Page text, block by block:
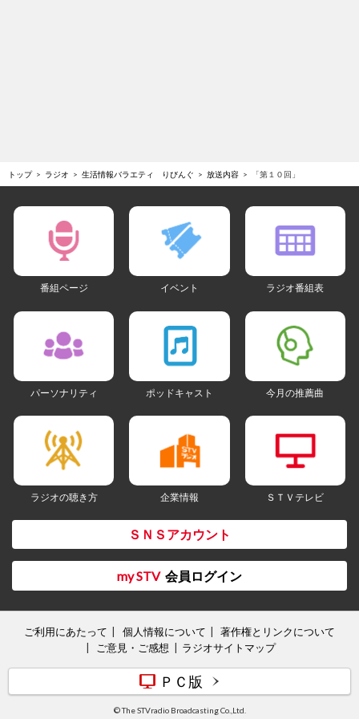
トップ ラジオ 生活情報バラエティ りびんぐ 放送内容 「第１０回」
番組ページ イベント ラジオ番組表
パーソナリティ ポッドキャスト 今月の推薦曲
ラジオの聴き方 企業情報 ＳＴＶテレビ
ＳＮＳアカウント
my STV 会員ログイン
ご利用にあたって 個人情報について
著作権とリンクについて
ご意見・ご感想
ラジオサイトマップ
ＰＣ版
© The STVradio Broadcasting Co.,Ltd.